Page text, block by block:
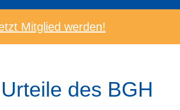
Mitglied werden!
des BGH